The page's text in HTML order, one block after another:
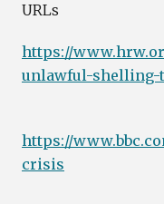
URLs
https://
unlawful-shelling-
https://
crisis